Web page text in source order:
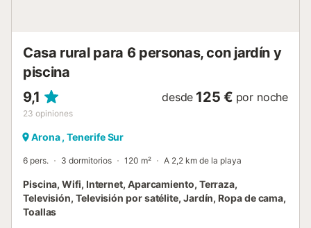
Casa rural para 6 personas, con jardín y
piscina
9,1
23 opiniones
desde 125 € por noche
Arona , Tenerife Sur
6 pers. 3 dormitorios 120 m² A 2,2 km de la playa
Piscina, Wifi, Internet, Aparcamiento, Terraza,
Televisión, Televisión por satélite, Jardín, Ropa de cama,
Toallas